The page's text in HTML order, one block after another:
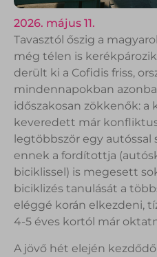
2026. május 11.
Tavasztól őszig a
még télen is
derült ki a Cofidis friss,
mindennapokban
időszakosan zökkenők: a
keveredett már
legtöbbször egy autóssal
ennek a fordítottja
biciklissel) is megesett
biciklizés tanulását a
eléggé korán elkezdeni,
4-5 éves kortól már
A jövő hét elején